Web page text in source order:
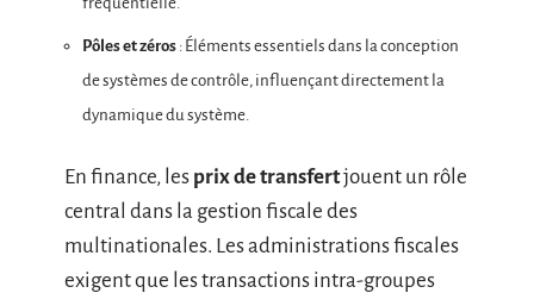
Pôles et zéros : Éléments essentiels dans la conception
de systèmes de contrôle, influençant directement la
dynamique du système.
En finance, les prix de transfertjouent un rôle
central dans la gestion fiscale des
multinationales. Les administrations fiscales
exigent que les transactions intra-groupes